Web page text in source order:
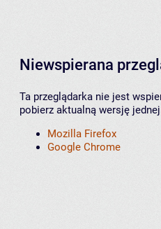
Niewspierana
Ta przeglądarka nie jest
pobierz aktualną wersję
Mozilla Firefox
Google Chrome